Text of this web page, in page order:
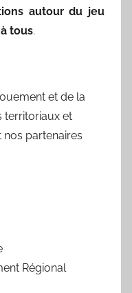
autour du jeu
tous.
et de la
territoriaux et
partenaires
Régional